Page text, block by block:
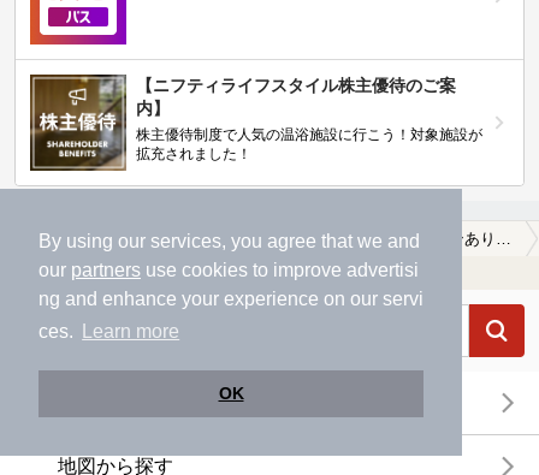
By using our services, you agree that we and
our partners use cookies to improve advertisi
ng and enhance your experience on our servi
ces.
Learn more
OK
【ニフティライフスタイル株主優待のご案
内】
株主優待制度で人気の温浴施設に行こう！対象施設が
拡充されました！
温泉TOP 北陸・甲信越 石川県 野々市市 【クーポンあり】切り傷に効能がある野々市市の温泉、日帰り温泉、スーパー銭湯おすすめ
温浴施設を探す
地図から探す